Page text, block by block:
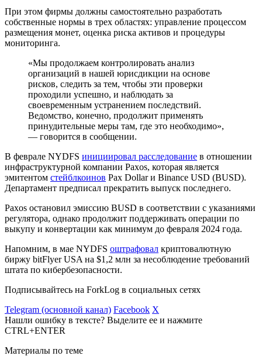
При этом фирмы должны самостоятельно разработать
собственные нормы в трех областях: управление процессом
размещения монет, оценка риска активов и процедуры
мониторинга.
«Мы продолжаем контролировать анализ
организаций в нашей юрисдикции на основе
рисков, следить за тем, чтобы эти проверки
проходили успешно, и наблюдать за
своевременным устранением последствий.
Ведомство, конечно, продолжит применять
принудительные меры там, где это необходимо»,
— говорится в сообщении.
В феврале NYDFS инициировал расследование в отношении
инфраструктурной компании Paxos, которая является
эмитентом стейблкоинов Pax Dollar и Binance USD (BUSD).
Департамент предписал прекратить выпуск последнего.
Paxos остановил эмиссию BUSD в соответствии с указаниями
регулятора, однако продолжит поддерживать операции по
выкупу и конвертации как минимум до февраля 2024 года.
Напомним, в мае NYDFS оштрафовал криптовалютную
биржу bitFlyer USA на $1,2 млн за несоблюдение требований
штата по кибербезопасности.
Подписывайтесь на ForkLog в социальных сетях
Telegram (основной канал) Facebook X
Нашли ошибку в тексте? Выделите ее и нажмите
CTRL+ENTER
Материалы по теме